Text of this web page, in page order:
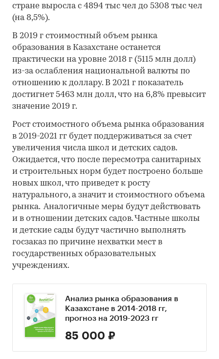
стране выросла с 4894 тыс чел до 5308 тыс чел
(на 8,5%).
В 2019 г стоимостный объем рынка
образования в Казахстане останется
практически на уровне 2018 г (5115 млн долл)
из-за ослабления национальной валюты по
отношению к доллару. В 2021 г показатель
достигнет 5463 млн долл, что на 6,8% превысит
значение 2019 г.
Рост стоимостного объема рынка образования
в 2019-2021 гг будет поддерживаться за счет
увеличения числа школ и детских садов.
Ожидается, что после пересмотра санитарных
и строительных норм будет построено больше
новых школ, что приведет к росту
натурального, а значит и стоимостного объема
рынка. Аналогичные меры будут действовать
и в отношении детских садов. Частные школы
и детские сады будут частично выполнять
госзаказ по причине нехватки мест в
государственных образовательных
учреждениях.
Анализ рынка образования в
Казахстане в 2014-2018 гг,
прогноз на 2019-2023 гг
85 000 ₽